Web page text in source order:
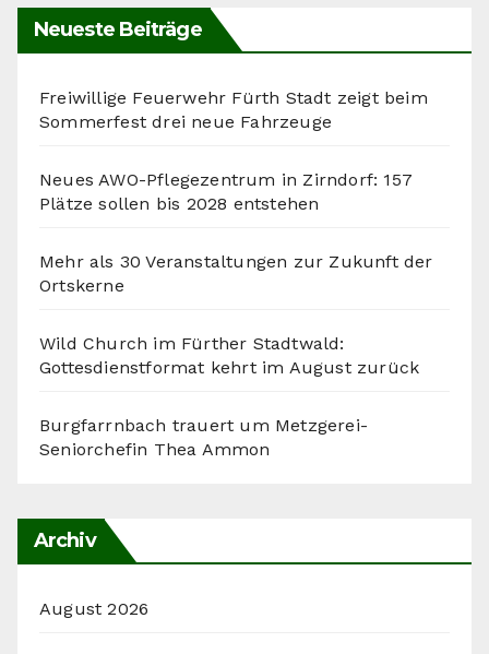
Neueste Beiträge
Freiwillige Feuerwehr Fürth Stadt zeigt beim
Sommerfest drei neue Fahrzeuge
Neues AWO-Pflegezentrum in Zirndorf: 157
Plätze sollen bis 2028 entstehen
Mehr als 30 Veranstaltungen zur Zukunft der
Ortskerne
Wild Church im Fürther Stadtwald:
Gottesdienstformat kehrt im August zurück
Burgfarrnbach trauert um Metzgerei-
Seniorchefin Thea Ammon
Archiv
August 2026